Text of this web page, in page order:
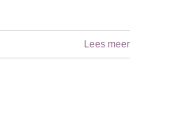
Lees meer